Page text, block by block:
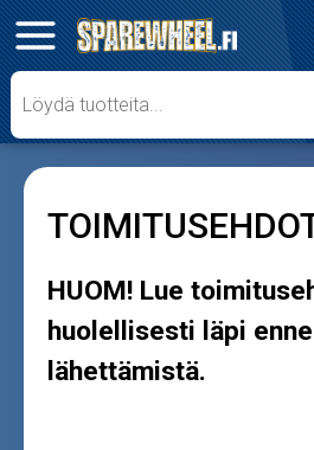
✕
Mopon osat
Skootterin osat
Crossipyörän osat
Moottoripyörän osat
Moottorikelkan osat
HUOM! Lue
huolellisesti läpi
lähettämistä.